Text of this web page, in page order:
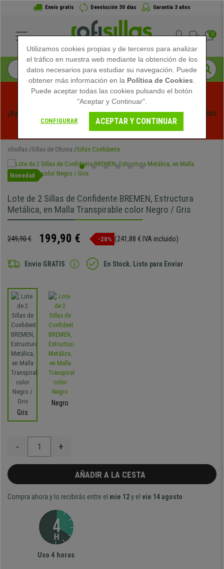
Envío gratis Devolución 30 días Garantía 3 años
0
¡Aprovecha las Rebajas de Verano en Ofisillas! Descuentos
Exclusivos por Tiempo Limitado - Ver Promo
ofisillas Sillas de Oficina Sillas Confidente
Novedad
Lote de 2 Sillas de Confidente BREMEN, Estructura
Metálica, en Malla Transpirable color Negro / Gris
249,90 € 199,90 € -20% (241,88 € IVA incluido)
Envio GRATIS En Stock. Listo para Enviar
Gris
Negro
- +
AÑADIR A LA CESTA
Compra ahora y lo recibirás entre el mie 12y el vie 14 agosto
Uso 4 horas
Utilizamos cookies propias y de terceros para analizar
el tráfico en nuestra web mediante la obtención de los
datos necesarios para estudiar su navegación. Puede
obtener más información en la Política de Cookies
Puede aceptar todas las cookies pulsando el botón
"Aceptar y Continuar".
CONFIGURAR ACEPTAR Y CONTINUAR